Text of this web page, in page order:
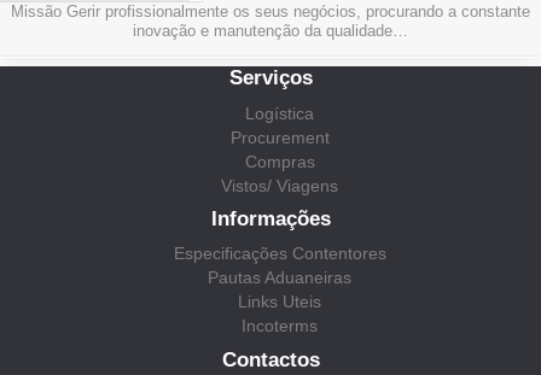
Missão Gerir profissionalmente os seus negócios, procurando a constante
inovação e manutenção da qualidade…
Serviços
Logística
Procurement
Compras
Vistos/ Viagens
Informações
Especificações Contentores
Pautas Aduaneiras
Links Uteis
Incoterms
Contactos